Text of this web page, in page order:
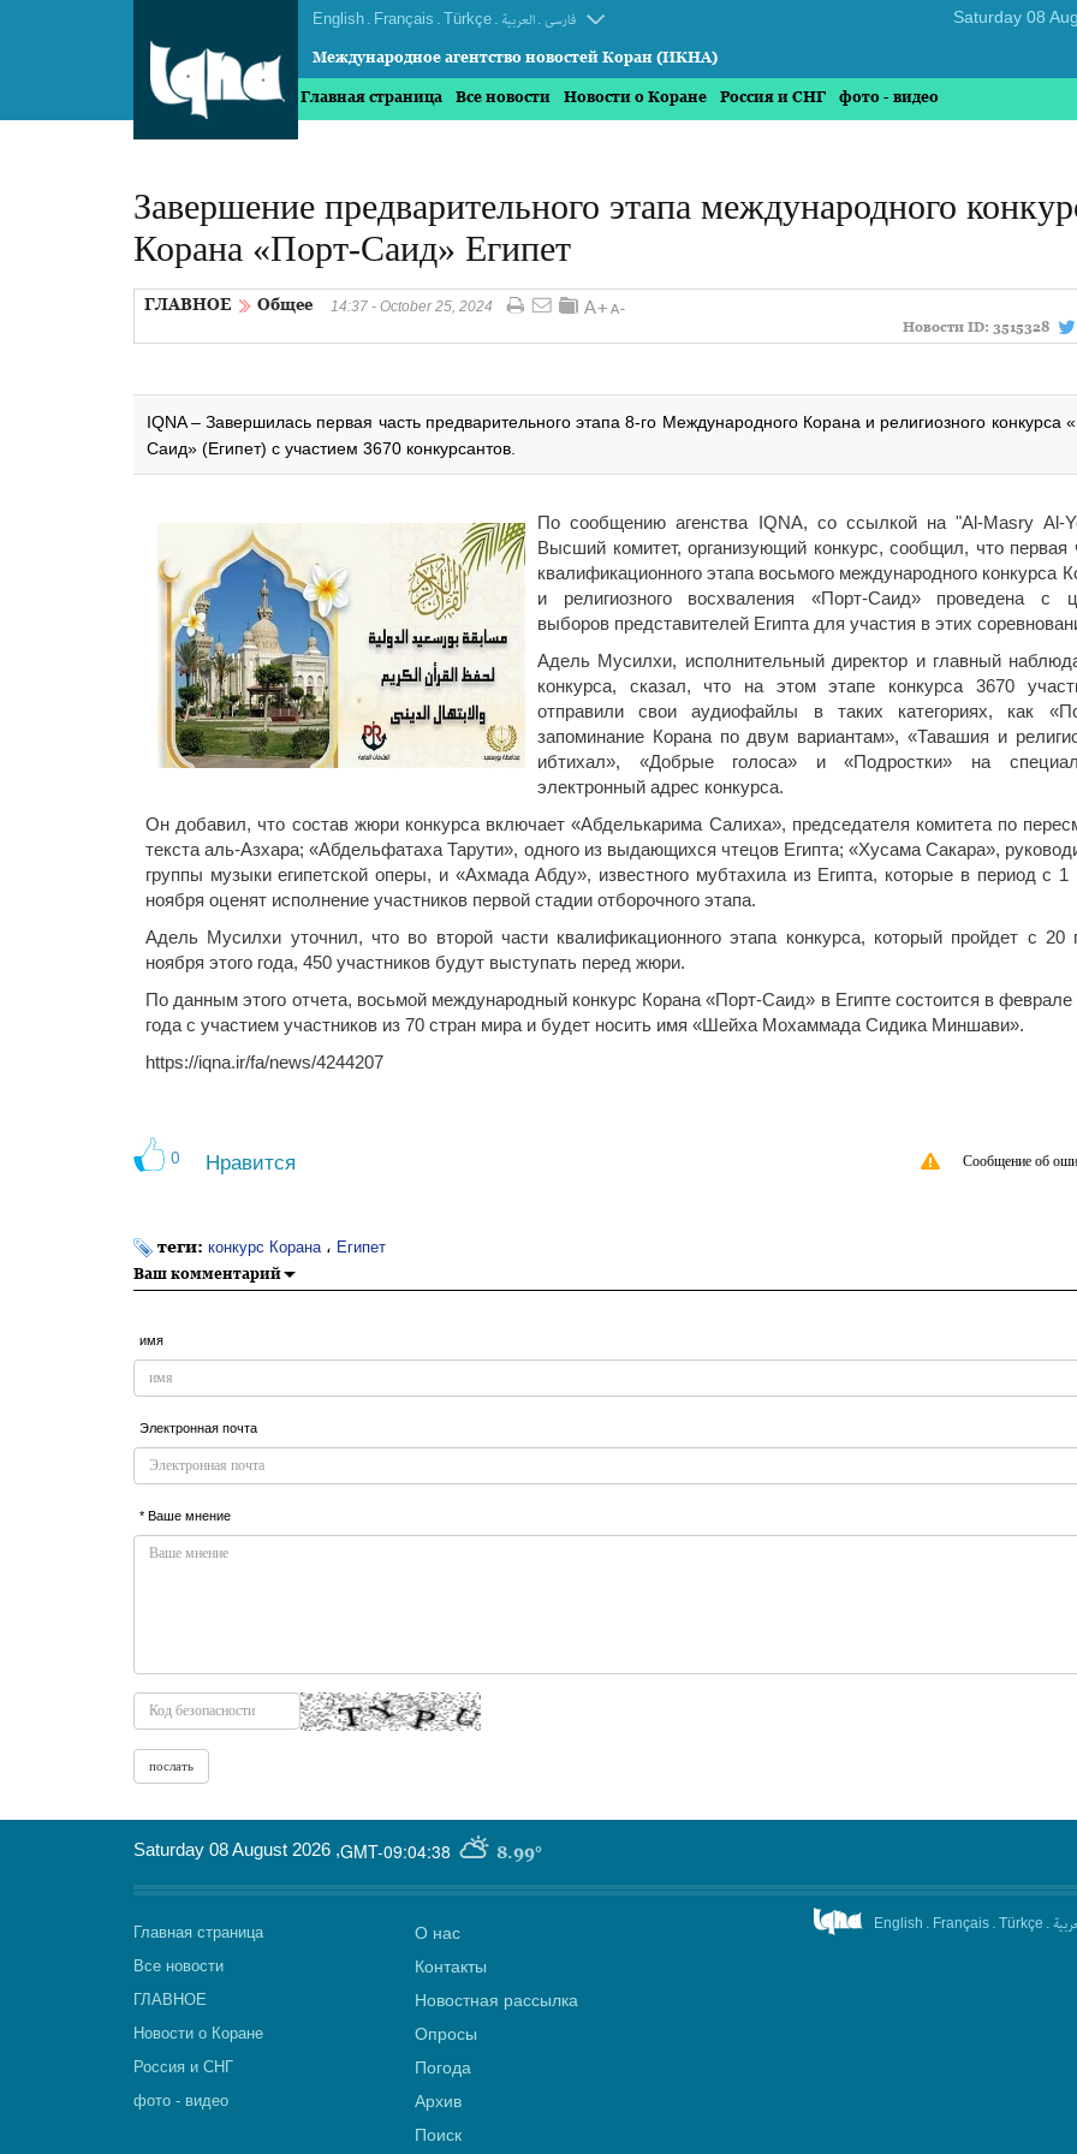
English . Français . Türkçe . العربیة . فارسی
Международное агентство новостей Коран (ИКНА)
Главная страница Все новости Новости о Коране Россия и СНГ фото - видео
Завершение предварительного этапа международного
Корана «Порт-Саид» Египет
ГЛАВНОЕ Общее
14:37 - October 25, 2024
Новости ID: 3515328
IQNA – Завершилась первая часть предварительного этапа 8-го Международного Корана и религиозного конкурса
Саид» (Египет) с участием 3670 конкурсантов.
По сообщению агенства IQNA, со ссылкой на "Al-Masry Al-
Высший комитет, организующий конкурс, сообщил, что первая
квалификационного этапа восьмого международного конкурса
и религиозного восхваления «Порт-Саид» проведена с
выборов представителей Египта для участия в этих
Адель Мусилхи, исполнительный директор и главный
конкурса, сказал, что на этом этапе конкурса 3670
отправили свои аудиофайлы в таких категориях, как
запоминание Корана по двум вариантам», «Тавашия и
ибтихал», «Добрые голоса» и «Подростки» на
электронный адрес конкурса.
Он добавил, что состав жюри конкурса включает «Абделькарима Салиха», председателя комитета по
текста аль-Азхара; «Абдельфатаха Тарути», одного из выдающихся чтецов Египта; «Хусама Сакара»,
группы музыки египетской оперы, и «Ахмада Абду», известного мубтахила из Египта, которые в период с 1
ноября оценят исполнение участников первой стадии отборочного этапа.
Адель Мусилхи уточнил, что во второй части квалификационного этапа конкурса, который пройдет с 20
ноября этого года, 450 участников будут выступать перед жюри.
По данным этого отчета, восьмой международный конкурс Корана «Порт-Саид» в Египте состоится в феврале
года с участием участников из 70 стран мира и будет носить имя «Шейха Мохаммада Сидика Миншави».
https://iqna.ir/fa/news/4244207
0 Нравится Сообщение об
теги: конкурс Корана ، Египет
Ваш комментарий
имя
Электронная почта
* Ваше мнение
GMT-09:04:38 8.99°
Saturday 08 August 2026 ,
Главная страница
Все новости
ГЛАВНОЕ
Новости о Коране
Россия и СНГ
фото - видео
О нас
Контакты
Новостная рассылка
Опросы
Погода
Архив
Поиск
English . Français . Türkçe .